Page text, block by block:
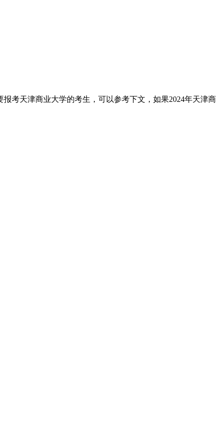
报考天津商业大学的考生，可以参考下文，如果2024年天津商